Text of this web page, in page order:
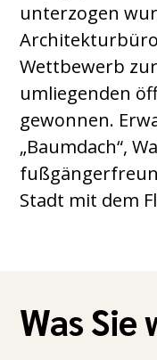
unterzogen
Wettbewerb
umliegenden
gewonnen.
„Baumdach“,
Stadt mit dem
Was Sie